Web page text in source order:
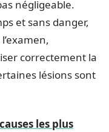
négligeable.
et sans danger,
correctement la
lésions sont
les plus